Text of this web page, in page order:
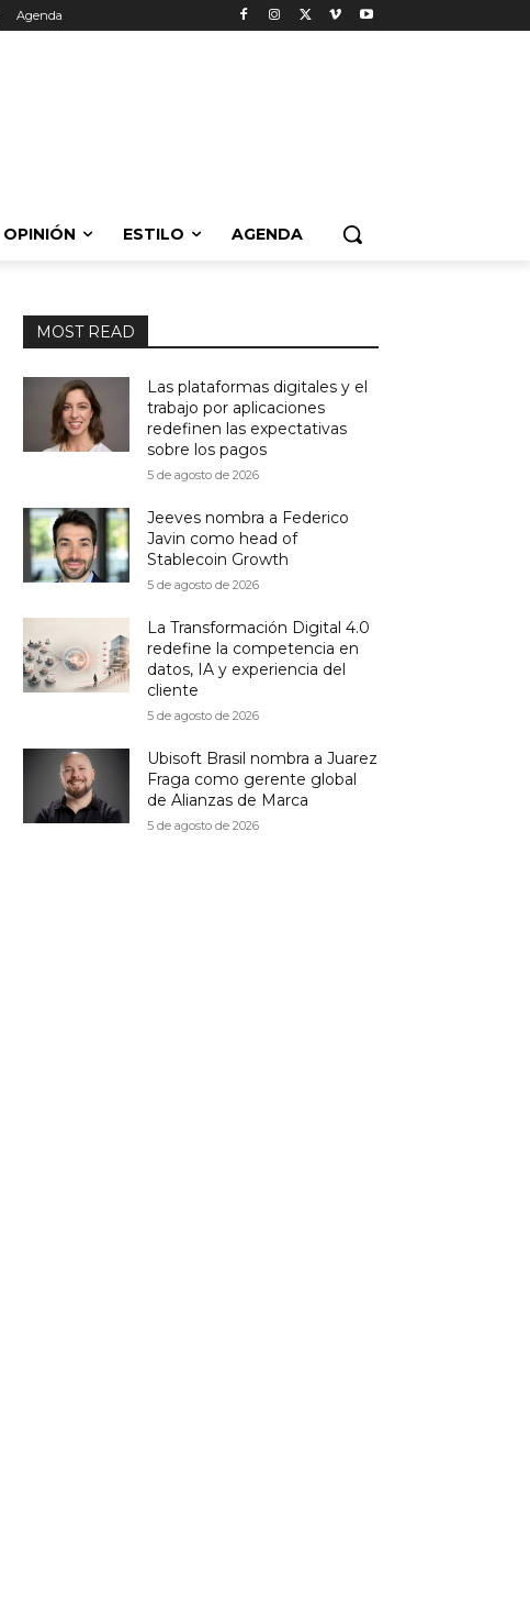
Agenda
OPINIÓN ESTILO AGENDA
MOST READ
Las plataformas digitales y el
trabajo por aplicaciones
redefinen las expectativas
sobre los pagos
5 de agosto de 2026
Jeeves nombra a Federico
Javin como head of
Stablecoin Growth
5 de agosto de 2026
La Transformación Digital 4.0
redefine la competencia en
datos, IA y experiencia del
cliente
5 de agosto de 2026
Ubisoft Brasil nombra a Juarez
Fraga como gerente global
de Alianzas de Marca
5 de agosto de 2026